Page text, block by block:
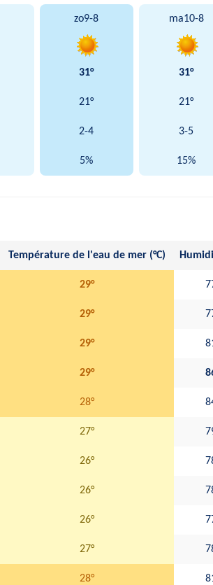
zo9-8 ma10-8
31° 31°
21° 21°
2-4 3-5
5% 15%
Température de l'eau de mer (°C)
29°
29°
29°
29°
28°
27°
26°
26°
26°
27°
28°